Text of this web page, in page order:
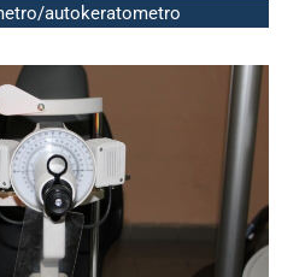
autokeratometro